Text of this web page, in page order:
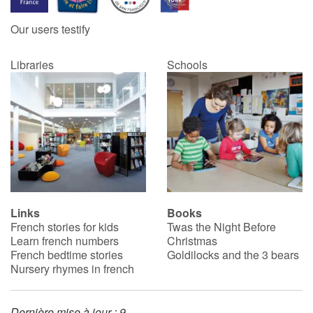
Catalogue anglais
Contraste +
Help
Home
Family
Schools
Libraries
Our users testify
Libraries Schools
Links
French stories for kids
Learn french numbers
French bedtime stories
Nursery rhymes in french
Books
Twas the Night Before
Christmas
Goldilocks and the 3 bears